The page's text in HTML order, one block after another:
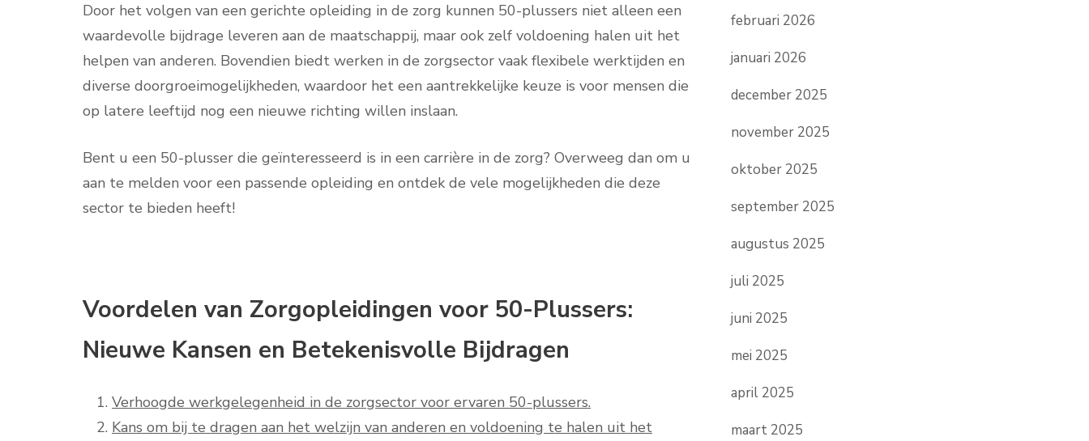
Door het volgen van een gerichte opleiding in de zorg kunnen 50-plussers niet alleen een
waardevolle bijdrage leveren aan de maatschappij, maar ook zelf voldoening halen uit het
helpen van anderen. Bovendien biedt werken in de zorgsector vaak flexibele werktijden en
diverse doorgroeimogelijkheden, waardoor het een aantrekkelijke keuze is voor mensen die
op latere leeftijd nog een nieuwe richting willen inslaan.
Bent u een 50-plusser die geïnteresseerd is in een carrière in de zorg? Overweeg dan om u
aan te melden voor een passende opleiding en ontdek de vele mogelijkheden die deze
sector te bieden heeft!
Voordelen van Zorgopleidingen voor 50-Plussers:
Nieuwe Kansen en Betekenisvolle Bijdragen
Verhoogde werkgelegenheid in de zorgsector voor ervaren 50-plussers.
Kans om bij te dragen aan het welzijn van anderen en voldoening te halen uit het
februari 2026
januari 2026
december 2025
november 2025
oktober 2025
september 2025
augustus 2025
juli 2025
juni 2025
mei 2025
april 2025
maart 2025